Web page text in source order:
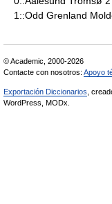
1::Odd Grenland
© Academic, 2000-2026
Contacte con nosotros: Apoyo
Exportación Diccionarios ,
WordPress, MODx.